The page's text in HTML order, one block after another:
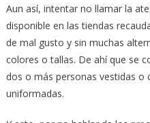
Aun así, intentar no llamar la
disponible en las tiendas
de mal gusto y sin muchas
colores o tallas. De ahí que se
dos o más personas vestidas o
uniformadas.